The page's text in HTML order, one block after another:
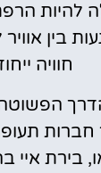
להיות
בין
חוויה
הפשוטה
תעופה
בירת